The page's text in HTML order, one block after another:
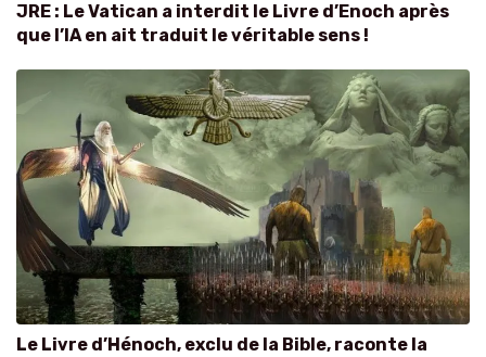
JRE : Le Vatican a interdit le Livre d’Enoch après
que l’IA en ait traduit le véritable sens !
Le Livre d’Hénoch, exclu de la Bible, raconte la